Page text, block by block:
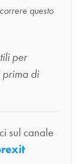
questo
per
prima di
sul canale